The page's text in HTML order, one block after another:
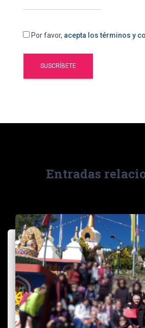
Por favor, acepta los términos y
Entradas